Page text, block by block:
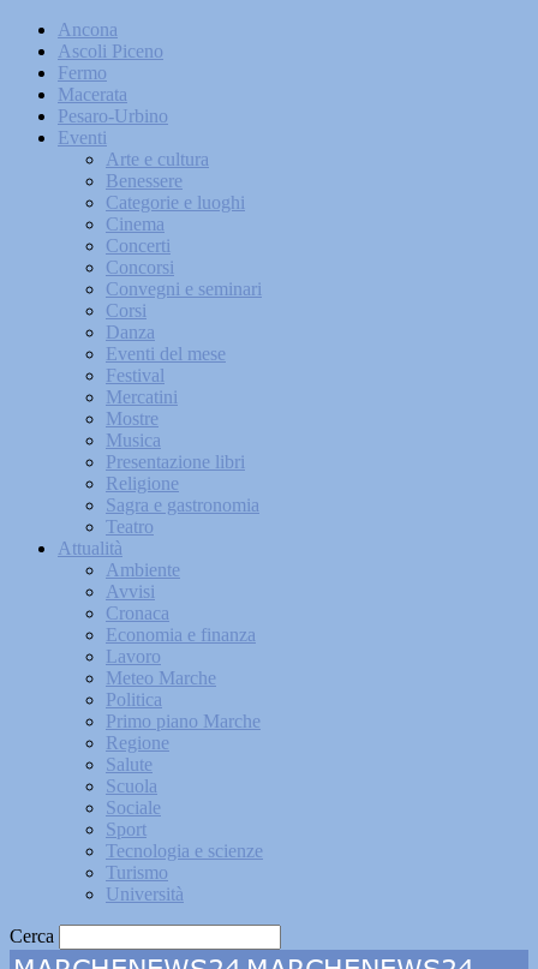
Ancona
Ascoli Piceno
Fermo
Macerata
Pesaro-Urbino
Eventi
Arte e cultura
Benessere
Categorie e luoghi
Cinema
Concerti
Concorsi
Convegni e seminari
Corsi
Danza
Eventi del mese
Festival
Mercatini
Mostre
Musica
Presentazione libri
Religione
Sagra e gastronomia
Teatro
Attualità
Ambiente
Avvisi
Cronaca
Economia e finanza
Lavoro
Meteo Marche
Politica
Primo piano Marche
Regione
Salute
Scuola
Sociale
Sport
Tecnologia e scienze
Turismo
Università
Cerca